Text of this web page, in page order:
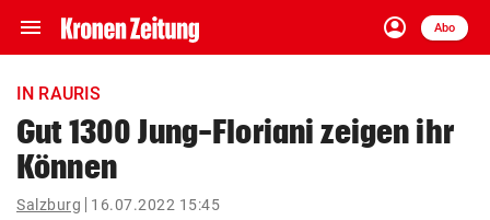
menu Navigation
ein-/ausklappen
account_circle
Anmelden
Abo
close Schließen
account_circle Anmelden
IN RAURIS
Gut 1300 Jung-Floriani zeigen ihr
Können
Salzburg 16.07.2022 15:45